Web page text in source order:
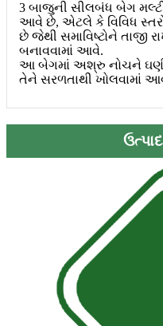
3 બાજુની સીલબંધ બેગ
આવે છે, એટલે કે વિવિધ
છે જેથી સમાવિષ્ટોને તાજી
બનાવવામાં આવે.
આ બેગમાં અશ્રુ નોચને
તેને સરળતાથી ખોલવામાં